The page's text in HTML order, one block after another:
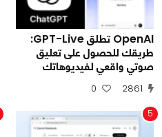
OpenAI تطلق GPT-Live:
طريقك للحصول على تعليق
صوتي واقعي لفيديوهاتك
2861
0
5